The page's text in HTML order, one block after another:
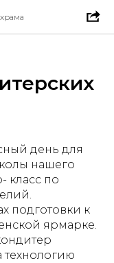
день для
нашего
класс по
подготовки к
ярмарке.
технологию